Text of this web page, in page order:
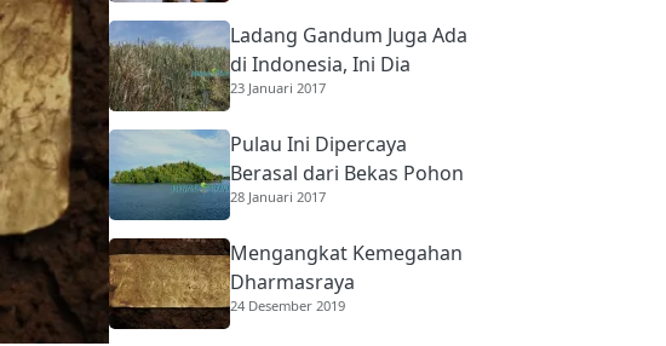
Orang Tua
Ladang Gandum Juga Ada
di Indonesia, Ini Dia
23 Januari 2017
Pulau Ini Dipercaya
Berasal dari Bekas Pohon
Raksasa
28 Januari 2017
Mengangkat Kemegahan
Dharmasraya
24 Desember 2019